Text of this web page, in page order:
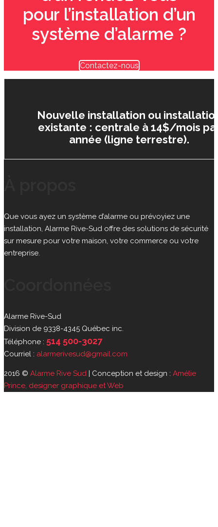
pour l’installation d’un
système d’alarme ?
Contactez-nous
Nouvelle installation ou
existante : centrale à 14$/mois
année (ligne terrestre).
Que vous ayez un système d’alarme ou prévoyiez une
installation, Alarme Rive-Sud offre des solutions de sécurité
sur mesure pour votre maison, votre commerce ou votre
entreprise.
Alarme Rive-Sud
Division de 9338-4345 Québec inc.
Téléphone : 514 500-3027
Courriel : alarmerivesud@gmail.com
2016 © Alarme Rive Sud | Conception et design : Amélie
Prince, designer graphique et Web